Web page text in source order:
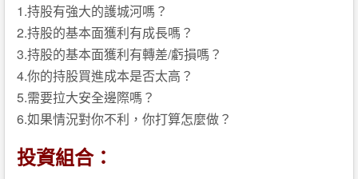
1.持股有強大的護城河嗎？
2.持股的基本面獲利有成長嗎？
3.持股的基本面獲利有轉差/虧損嗎？
4.你的持股買進成本是否太高？
5.需要拉大安全邊際嗎？
6.如果情況對你不利，你打算怎麼做？
投資組合：